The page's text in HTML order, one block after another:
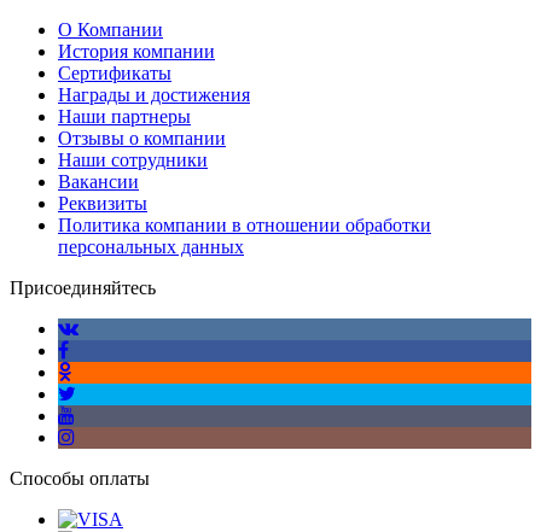
О Компании
История компании
Сертификаты
Награды и достижения
Наши партнеры
Отзывы о компании
Наши сотрудники
Вакансии
Реквизиты
Политика компании в отношении обработки
персональных данных
Присоединяйтесь
Способы оплаты